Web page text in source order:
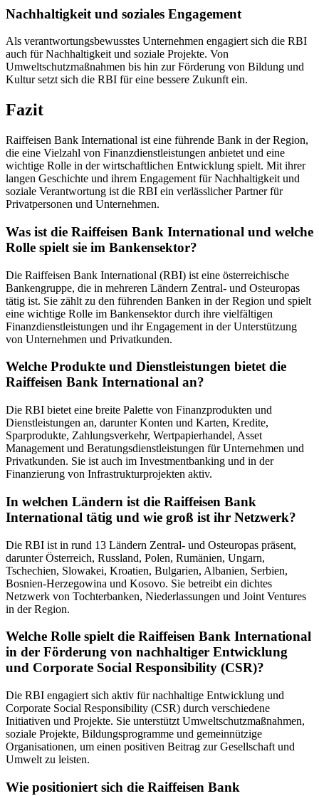
Nachhaltigkeit und soziales Engagement
Als verantwortungsbewusstes Unternehmen engagiert sich die RBI
auch für Nachhaltigkeit und soziale Projekte. Von
Umweltschutzmaßnahmen bis hin zur Förderung von Bildung und
Kultur setzt sich die RBI für eine bessere Zukunft ein.
Fazit
Raiffeisen Bank International ist eine führende Bank in der Region,
die eine Vielzahl von Finanzdienstleistungen anbietet und eine
wichtige Rolle in der wirtschaftlichen Entwicklung spielt. Mit ihrer
langen Geschichte und ihrem Engagement für Nachhaltigkeit und
soziale Verantwortung ist die RBI ein verlässlicher Partner für
Privatpersonen und Unternehmen.
Was ist die Raiffeisen Bank International und welche
Rolle spielt sie im Bankensektor?
Die Raiffeisen Bank International (RBI) ist eine österreichische
Bankengruppe, die in mehreren Ländern Zentral- und Osteuropas
tätig ist. Sie zählt zu den führenden Banken in der Region und spielt
eine wichtige Rolle im Bankensektor durch ihre vielfältigen
Finanzdienstleistungen und ihr Engagement in der Unterstützung
von Unternehmen und Privatkunden.
Welche Produkte und Dienstleistungen bietet die
Raiffeisen Bank International an?
Die RBI bietet eine breite Palette von Finanzprodukten und
Dienstleistungen an, darunter Konten und Karten, Kredite,
Sparprodukte, Zahlungsverkehr, Wertpapierhandel, Asset
Management und Beratungsdienstleistungen für Unternehmen und
Privatkunden. Sie ist auch im Investmentbanking und in der
Finanzierung von Infrastrukturprojekten aktiv.
In welchen Ländern ist die Raiffeisen Bank
International tätig und wie groß ist ihr Netzwerk?
Die RBI ist in rund 13 Ländern Zentral- und Osteuropas präsent,
darunter Österreich, Russland, Polen, Rumänien, Ungarn,
Tschechien, Slowakei, Kroatien, Bulgarien, Albanien, Serbien,
Bosnien-Herzegowina und Kosovo. Sie betreibt ein dichtes
Netzwerk von Tochterbanken, Niederlassungen und Joint Ventures
in der Region.
Welche Rolle spielt die Raiffeisen Bank International
in der Förderung von nachhaltiger Entwicklung
und Corporate Social Responsibility (CSR)?
Die RBI engagiert sich aktiv für nachhaltige Entwicklung und
Corporate Social Responsibility (CSR) durch verschiedene
Initiativen und Projekte. Sie unterstützt Umweltschutzmaßnahmen,
soziale Projekte, Bildungsprogramme und gemeinnützige
Organisationen, um einen positiven Beitrag zur Gesellschaft und
Umwelt zu leisten.
Wie positioniert sich die Raiffeisen Bank